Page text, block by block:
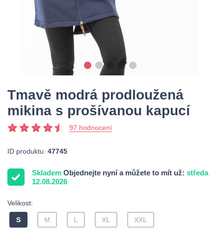
Tmavě modrá prodloužená
mikina s prošívanou kapucí
97 hodnocení
ID produktu: 47745
Skladem Objednejte nyní a můžete to mít už: středa
12.08.2026
Velikost:
S M L XL XXL